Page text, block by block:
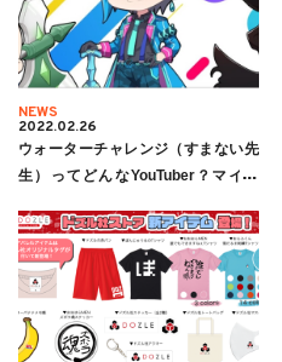
NEWS
2022.02.26
ウォーターチャレンジ（すまない先
生）ってどんなYouTuber？マイク
ーズを紹介！